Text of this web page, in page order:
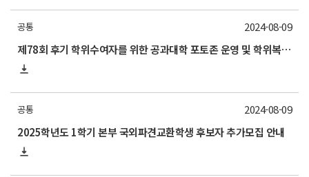
공통
제78회 후기 학위수여자를 위한 공과대학 포토존 운영 및 학위복 대여 안내
2024-08-09
공통
2025학년도 1학기 본부 국외파견교환학생 후보자 추가모집 안내
2024-08-09